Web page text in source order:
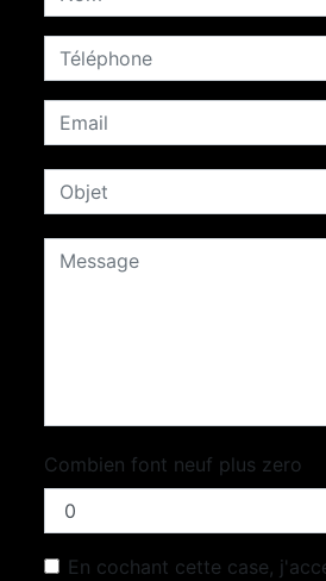
Combien font neuf plus zero
En cochant cette case,